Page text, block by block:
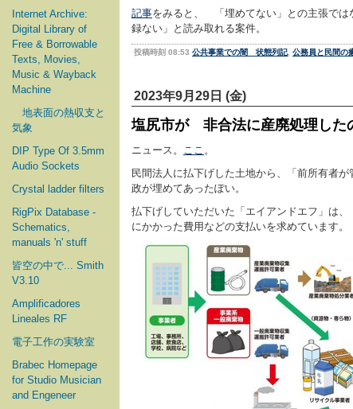
Internet Archive:
Digital Library of
Free & Borrowable
Texts, Movies,
Music & Wayback
Machine
地表面の熱収支と
気象
DIP Type Of 3.5mm
Audio Sockets
Crystal ladder filters
RigPix Database -
Schematics,
manuals 'n' stuff
皆空の中で... Smith
V3.10
Amplificadores
Lineales RF
電子工作の実験室
Brabec Homepage
for Studio Musician
and Engeneer
記事をみると、 「埋めてない」との主張で
録ない」と読み取れる案件。
投稿時刻 08:53 公共事業での闇 状態列記, 公務員と民間の
2023年9月29日 (金)
塩尻市が 非合法に産廃処理した
ニュース。 ここ 。
民間法人に払下げした土地から、「前所有者
政が埋めてあったぽい。
払下げしていただいた「エイアンドエフ」は
にかかった費用などの支払いを求めています。